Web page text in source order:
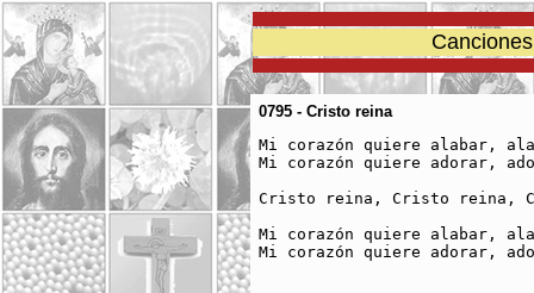
0795 - Cristo reina
Mi corazón quiere alabar,
Mi corazón quiere adorar,
Cristo reina, Cristo reina,
Mi corazón quiere alabar,
Mi corazón quiere adorar,